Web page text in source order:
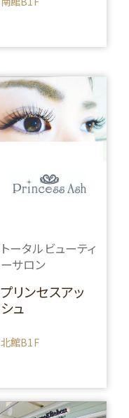
トータルビューティ
ーサロン
プリンセスアッ
シュ
北館B1F